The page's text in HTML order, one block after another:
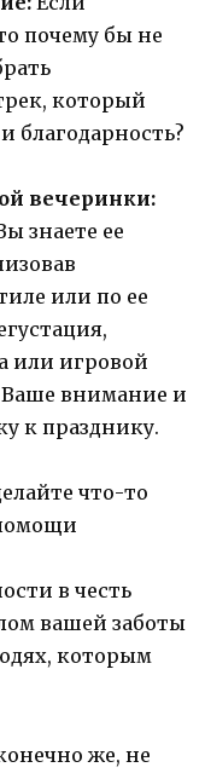
почему бы не
который
благодарность?
вечеринки:
знаете ее
или по ее
или игровой
внимание и
к празднику.
что-то
в честь
вашей заботы
которым
же, не